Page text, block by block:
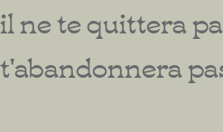
il ne te quittera
t'abandonnera